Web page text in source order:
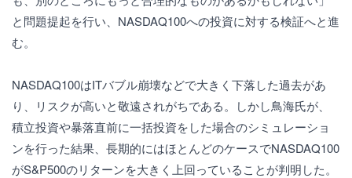
と問題提起を行い、NASDAQ100への投資に対する検証へと進
む。
NASDAQ100はITバブル崩壊などで大きく下落した過去があ
り、リスクが高いと敬遠されがちである。しかし鳥海氏が、
積立投資や暴落直前に一括投資をした場合のシミュレーショ
ンを行った結果、長期的にはほとんどのケースでNASDAQ100
がS&P500のリターンを大きく上回っていることが判明した。